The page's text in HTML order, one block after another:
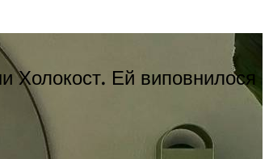
Холокост. Ей виповнилося